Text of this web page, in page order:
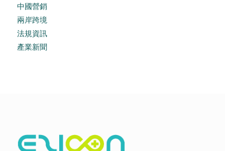
中國營銷
兩岸跨境
法規資訊
產業新聞